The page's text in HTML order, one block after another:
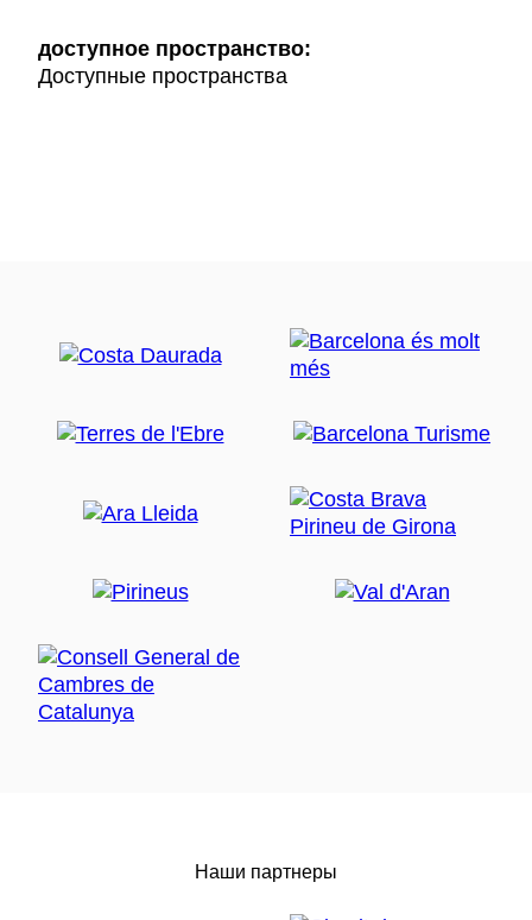
доступное пространство:
Доступные пространства
Наши партнеры